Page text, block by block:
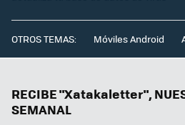
OTROS TEMAS: Móviles Android
RECIBE "Xatakaletter",
SEMANAL